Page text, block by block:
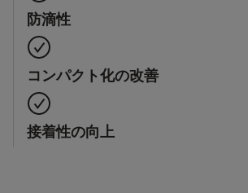
防滴性
コンパクト化の改善
接着性の向上